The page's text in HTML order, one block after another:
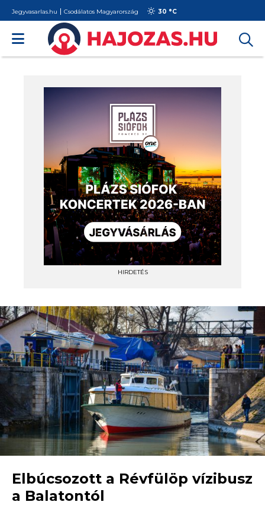
Jegyvasarlas.hu Csodálatos Magyarország 30 °C
HIRDETÉS
Elbúcsozott a Révfülöp vízibusz
a Balatontól